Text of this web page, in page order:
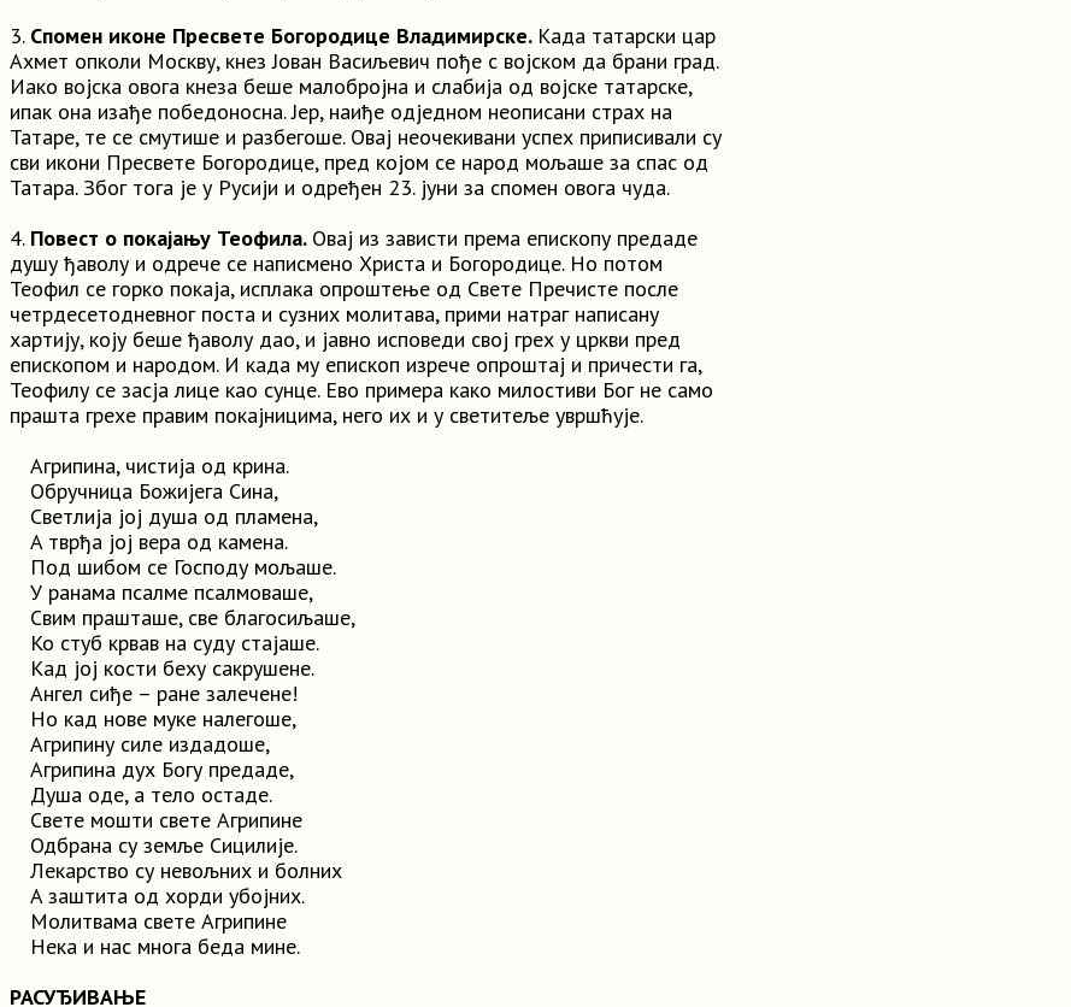
3. Спомен иконе Пресвете Богородице Владимирске. Када татарски цар
Ахмет опколи Москву, кнез Јован Васиљевич пође с војском да брани град.
Иако војска овога кнеза беше малобројна и слабија од војске татарске,
ипак она изађе победоносна. Јер, наиђе одједном неописани страх на
Татаре, те се смутише и разбегоше. Овај неочекивани успех приписивали су
сви икони Пресвете Богородице, пред којом се народ мољаше за спас од
Татара. Због тога је у Русији и одређен 23. јуни за спомен овога чуда.
4. Повест о покајању Теофила. Овај из зависти према епископу предаде
душу ђаволу и одрече се написмено Христа и Богородице. Но потом
Теофил се горко покаја, исплака опроштење од Свете Пречисте после
четрдесетодневног поста и сузних молитава, прими натраг написану
хартију, коју беше ђаволу дао, и јавно исповеди свој грех у цркви пред
епископом и народом. И када му епископ изрече опроштај и причести га,
Теофилу се засја лице као сунце. Ево примера како милостиви Бог не само
прашта грехе правим покајницима, него их и у светитеље увршћује.
Агрипина, чистија од крина.
Обручница Божијега Cинa,
Светлија joj душа од пламена,
A тврђа joj вера од камена.
Под шибом сe Господу мољаше.
У ранама псалме псалмоваше,
Свим прашташе, све благосиљаше,
Ко стуб крвав на суду стајаше.
Кад joj кости беху сакрушене.
Ангел сиђе – ране залечене!
Нo кад нове муке налегоше,
Агрипину силе издадоше,
Агрипина дух Богу предаде,
Душа оде, a тело остаде.
Свете мошти свете Агрипине
Одбрана су земље Сицилије.
Лекарство су невољних и болних
A заштита од хорди убојних.
Молитвама свете Агрипине
Нека и нас многа беда мине.
РАСУЂИВАЊЕ